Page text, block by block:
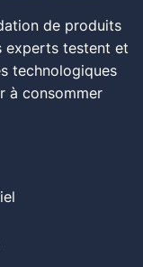
de produits
experts testent et
technologiques
à consommer